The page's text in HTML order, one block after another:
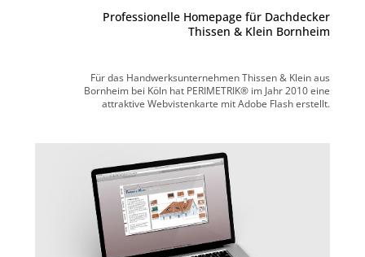
Professionelle Homepage für Dachdecker
Thissen & Klein Bornheim
Für das Handwerksunternehmen Thissen & Klein aus
Bornheim bei Köln hat PERIMETRIK® im Jahr 2010 eine
attraktive Webvistenkarte mit Adobe Flash erstellt.